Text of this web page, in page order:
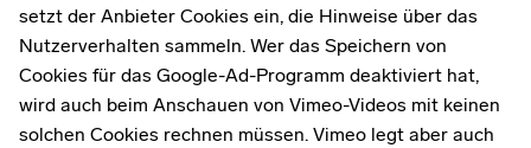
setzt der Anbieter Cookies ein, die Hinweise über das
Nutzerverhalten sammeln. Wer das Speichern von
Cookies für das Google-Ad-Programm deaktiviert hat,
wird auch beim Anschauen von Vimeo-Videos mit keinen
solchen Cookies rechnen müssen. Vimeo legt aber auch